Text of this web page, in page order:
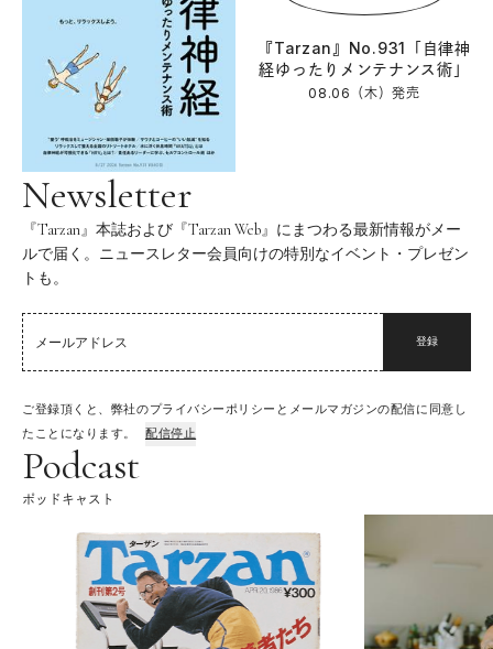
『Tarzan』No.931「自律神
経ゆったりメンテナンス術」
08.06（木）発売
Newsletter
『Tarzan』本誌および『Tarzan Web』にまつわる最新情報がメー
ルで届く。ニュースレター会員向けの特別なイベント・プレゼン
トも。
登録
ご登録頂くと、弊社のプライバシーポリシーとメールマガジンの配信に同意し
たことになります。
配信停止
Podcast
ポッドキャスト